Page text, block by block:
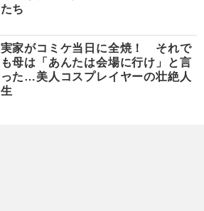
たち
実家がコミケ当日に全焼！ それで
も母は「あんたは会場に行け」と言
った…美人コスプレイヤーの壮絶人
生